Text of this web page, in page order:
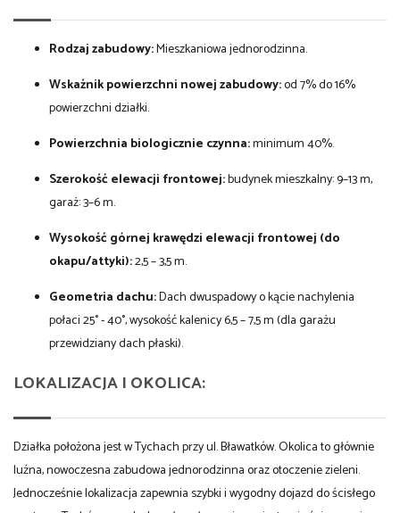
Rodzaj zabudowy:Mieszkaniowa jednorodzinna.
Wskaźnik powierzchni nowej zabudowy:od 7% do 16%
powierzchni działki.
Powierzchnia biologicznie czynna:minimum 40%.
Szerokość elewacji frontowej:budynek mieszkalny: 9–13 m,
garaż: 3–6 m.
Wysokość górnej krawędzi elewacji frontowej (do
okapu/attyki):2,5 – 3,5 m.
Geometria dachu:Dach dwuspadowy o kącie nachylenia
połaci 25° - 40°, wysokość kalenicy 6,5 – 7,5 m (dla garażu
przewidziany dach płaski).
LOKALIZACJA I OKOLICA:
Działka położona jest w Tychach przy ul. Bławatków. Okolica to głównie
luźna, nowoczesna zabudowa jednorodzinna oraz otoczenie zieleni.
Jednocześnie lokalizacja zapewnia szybki i wygodny dojazd do ścisłego